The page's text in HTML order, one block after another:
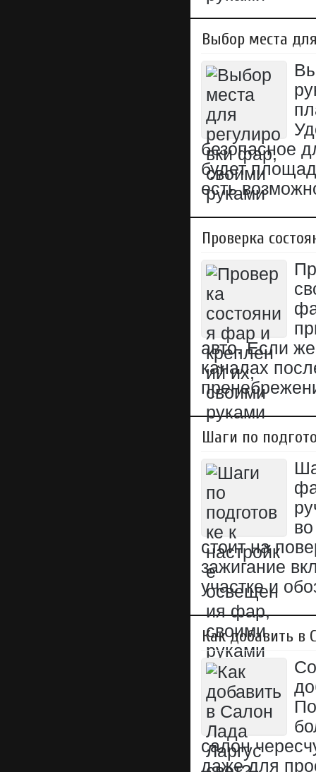
Выбор места
безопасное
будет
есть
Проверка
авто. Если
каналах
Шаги по
стоит на
зажигание
участке и
Как добавить в
салон
даже для